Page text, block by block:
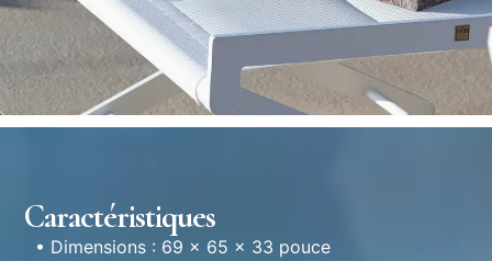
Caractéristiques
• Dimensions : 69 × 65 × 33 pouce